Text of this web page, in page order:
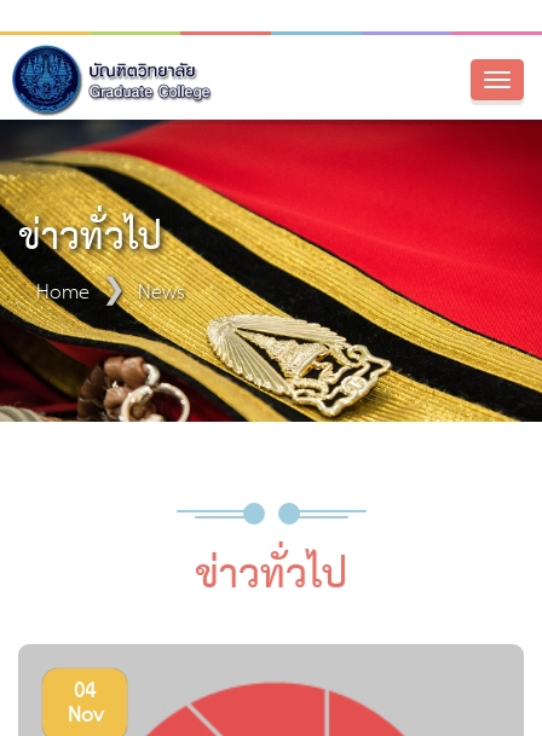
ข่าวทั่วไป
Home News
ข่าวทั่วไป
04
Nov